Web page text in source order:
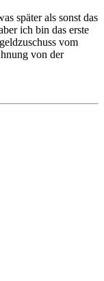
später als sonst das
ich bin das erste
vom
von der